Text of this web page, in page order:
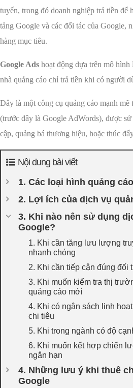
tuyến, trong đó doanh nghiệp trả tiền để
tảng Google và các đối tác của Google,
hàng mục tiêu.
Google Ads hoạt động dựa trên mô hình
nhà quảng cáo chỉ trả tiền khi có người
Đây là một công cụ quảng cáo mạnh
(trước đây là Google AdWords), được
cập, quảng bá thương hiệu, hoặc thúc
Nội dung bài viết
1. Các loại hình quảng
2. Lợi ích của dịch vụ
3. Khi nào nên sử dụng
Google?
1. Khi cần tăng lưu lượng
nhanh chóng
2. Khi cần tiếp cận đúng đối
3. Khi muốn kiểm tra thị
quảng cáo mới
4. Khi có ngân sách linh
chi tiêu
5. Khi trong ngành có độ
6. Khi muốn kết hợp chiến
ngắn hạn
4. Những lưu ý khi thuê
Google